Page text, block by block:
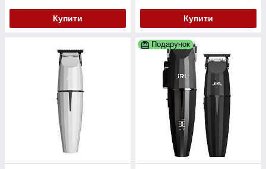
Купити Купити
Подарунок